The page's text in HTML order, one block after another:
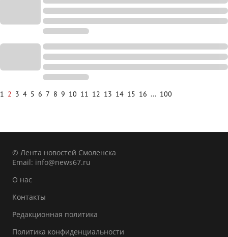
1 2 3 4 5 6 7 8 9 10 11 12 13 14 15 16 ... 100
© Лента новостей Смоленска
Email: info@news67.ru
О нас
Контакты
Редакционная политика
Политика конфиденциальности